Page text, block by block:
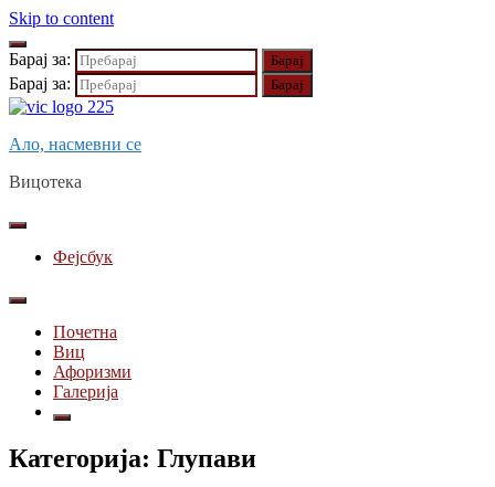
Skip to content
Барај за:
Барај за:
Ало, насмевни се
Вицотека
Фејсбук
Почетна
Виц
Афоризми
Галерија
Категорија: Глупави